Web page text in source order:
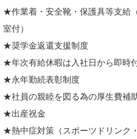
★作業着・安全靴・保護具等支給
室付）
★奨学金返還支援制度
★年次有給休暇は入社日から即時
★永年勤続表彰制度
★社員の親睦を図る為の厚生費補
★出産祝金
★熱中症対策（スポーツドリンク